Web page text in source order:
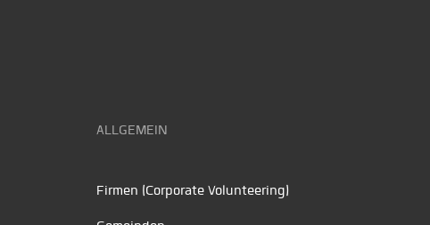
ALLGEMEIN
Firmen (Corporate Volunteering)